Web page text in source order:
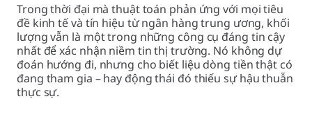
Trong thời đại mà thuật toán phản ứng với mọi tiêu
đề kinh tế và tín hiệu từ ngân hàng trung ương, khối
lượng vẫn là một trong những công cụ đáng tin cậy
nhất để xác nhận niềm tin thị trường. Nó không dự
đoán hướng đi, nhưng cho biết liệu dòng tiền thật có
đang tham gia – hay động thái đó thiếu sự hậu thuẫn
thực sự.